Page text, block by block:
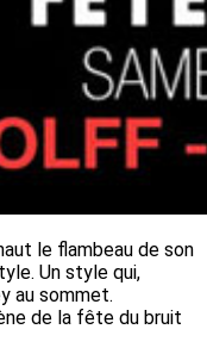
le flambeau de son
Un style qui,
au sommet.
de la fête du bruit